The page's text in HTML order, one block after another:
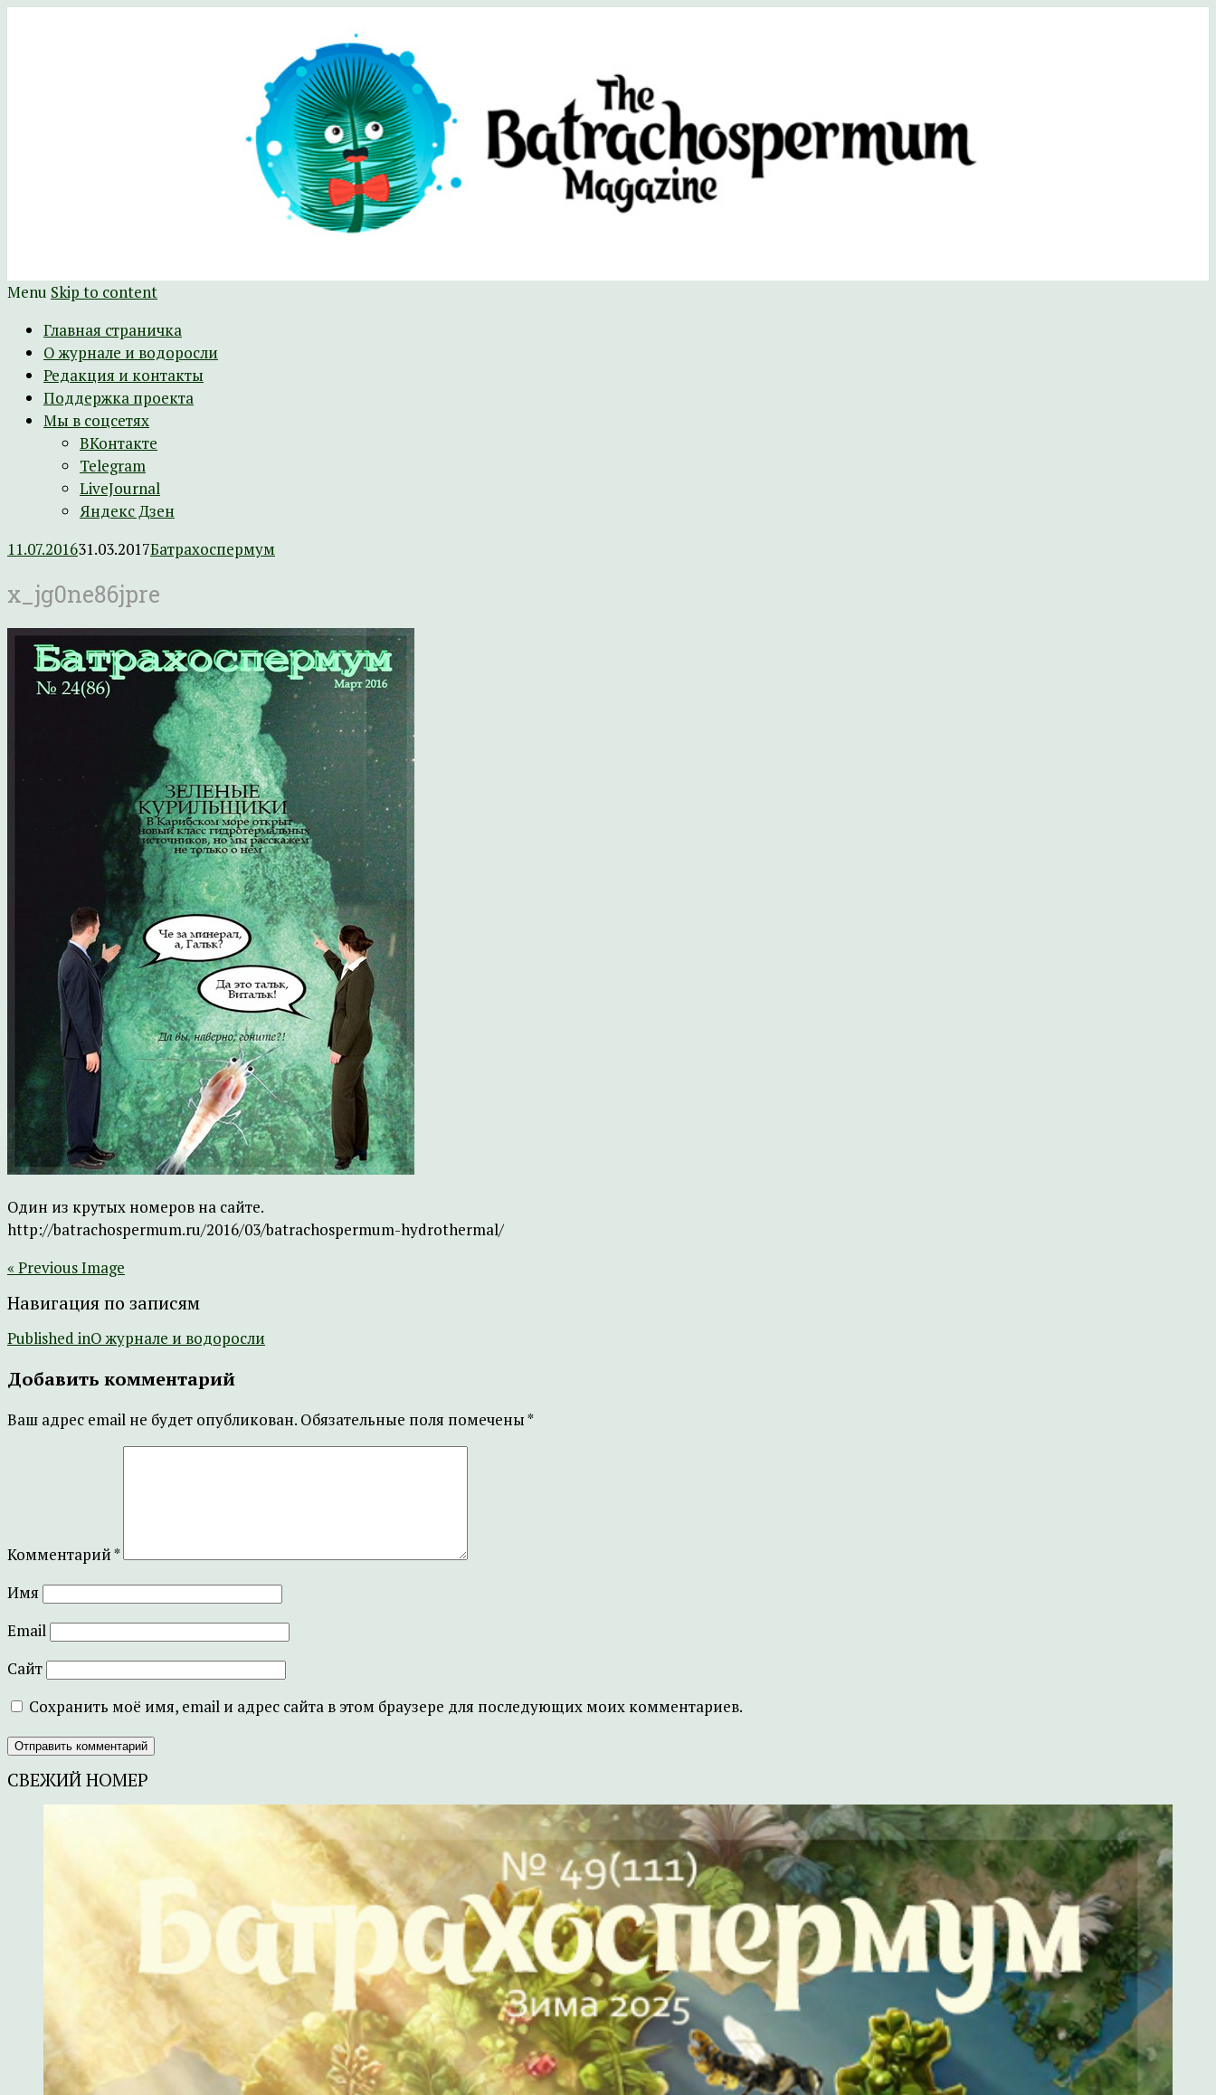
The Batrachospermum Magazine
Научно-развлекательный журнал Батрахоспермум (официальный сайт)
Menu Skip to content
Главная страничка
О журнале и водоросли
Редакция и контакты
Поддержка проекта
Мы в соцсетях
ВКонтакте
Telegram
LiveJournal
Яндекс Дзен
11.07.201631.03.2017Батрахоспермум
x_jg0ne86jpre
Один из крутых номеров на сайте.
http://batrachospermum.ru/2016/03/batrachospermum-hydrothermal/
« Previous Image
Навигация по записям
Published inО журнале и водоросли
Добавить комментарий
Ваш адрес email не будет опубликован. Обязательные поля помечены*
Комментарий*
Имя
Email
Сайт
Сохранить моё имя, email и адрес сайта в этом браузере для последующих моих комментариев.
СВЕЖИЙ НОМЕР